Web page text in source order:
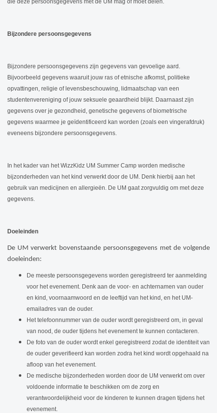
Bijzondere persoonsgegevens
Bijzondere persoonsgegevens zijn gegevens van gevoelige aard.
Bijvoorbeeld gegevens waaruit jouw ras of etnische afkomst, politieke
opvattingen, religie of levensbeschouwing, lidmaatschap van een
studentenvereniging of jouw seksuele geaardheid blijkt. Daarnaast zijn
gegevens over je gezondheid, genetische gegevens of biometrische
gegevens waarmee je geïdentificeerd kan worden (zoals een vingerafdruk)
eveneens bijzondere persoonsgegevens.
In het kader van het WizzKidz UM Summer Camp worden medische
bijzonderheden van het kind verwerkt door de UM. Denk hierbij aan het
gebruik van medicijnen en allergieën. De UM gaat zorgvuldig om met deze
gegevens.
Doeleinden
De UM verwerkt bovenstaande persoonsgegevens met de volgende
doeleinden:
De meeste persoonsgegevens worden geregistreerd ter aanmelding
voor het evenement. Denk aan de voor- en achternamen van ouder
en kind, voornaamwoord en de leeftijd van het kind, en het UM-
emailadres van de ouder.
Het telefoonnummer van de ouder wordt geregistreerd om, in geval
van nood, de ouder tijdens het evenement te kunnen contacteren.
De foto van de ouder wordt enkel geregistreerd zodat de identiteit van
de ouder geverifieerd kan worden zodra het kind wordt opgehaald na
afloop van het evenement.
De medische bijzonderheden worden door de UM verwerkt om over
voldoende informatie te beschikken om de zorg en
verantwoordelijkheid voor de kinderen te kunnen dragen tijdens het
evenement.